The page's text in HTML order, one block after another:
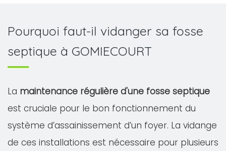
Pourquoi faut-il vidanger sa fosse
septique à GOMIECOURT
La maintenance régulière d'une fosse septique
est cruciale pour le bon fonctionnement du
système d’assainissement d’un foyer. La vidange
de ces installations est nécessaire pour plusieurs